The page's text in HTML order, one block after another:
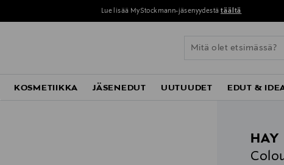
Lue lisää MyStockmann-jäsenyydestä täältä
KOSMETIIKKA JÄSENEDUT UUTUUDET EDUT &
HAY